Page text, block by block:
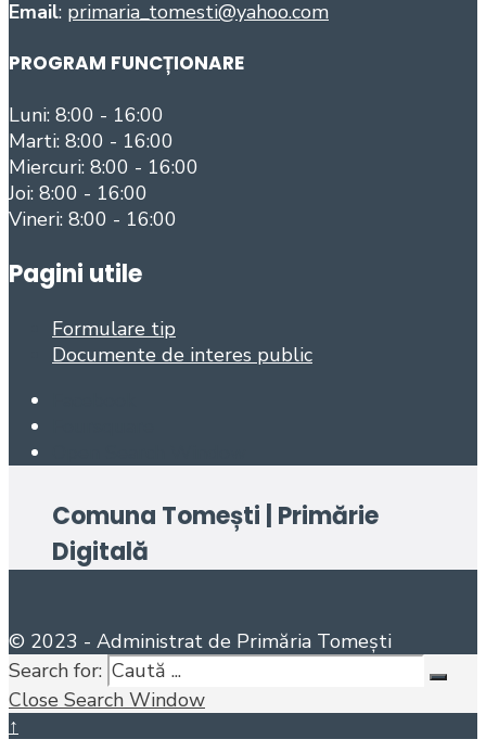
Email: primaria_tomesti@yahoo.com
PROGRAM FUNCȚIONARE
Luni: 8:00 - 16:00
Marti: 8:00 - 16:00
Miercuri: 8:00 - 16:00
Joi: 8:00 - 16:00
Vineri: 8:00 - 16:00
Pagini utile
Formulare tip
Documente de interes public
Comuna Tomești | Primărie
Digitală
© 2023 - Administrat de Primăria Tomești
Search for:
Close Search Window
↑